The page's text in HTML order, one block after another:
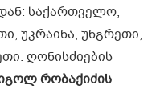
საქართველო,
უკრაინა, უნგრეთი,
ღონისძიების
რობაქიძის